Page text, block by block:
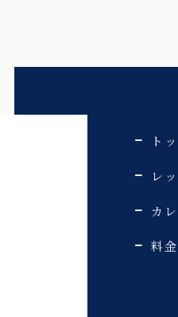
ト
レ
カ
料